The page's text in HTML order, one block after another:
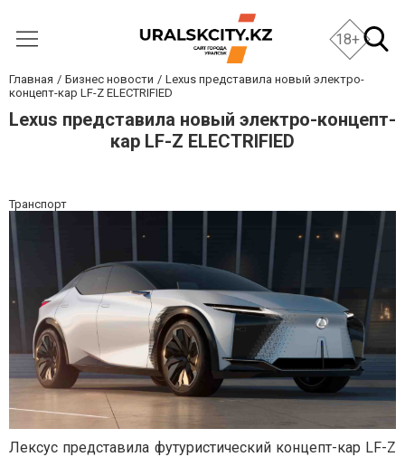
18+
Главная Бизнес новости
Lexus представила новый электро-
концепт-кар LF-Z ELECTRIFIED
Lexus представила новый электро-концепт-
кар LF-Z ELECTRIFIED
Транспорт
Лексус представила футуристический концепт-кар LF-Z